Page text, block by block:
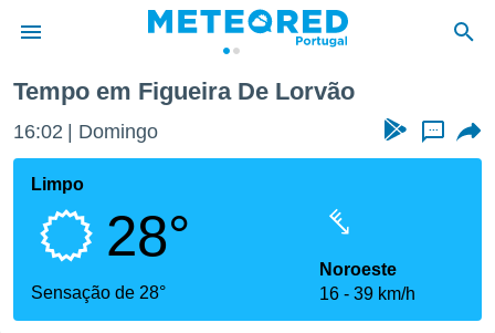
da
foi
fornecidas
a este
das
Tempo em Figueira De Lorvão
16:02 Domingo ...
Limpo
28°
Sensação de 28°
Noroeste
16
39 km/h